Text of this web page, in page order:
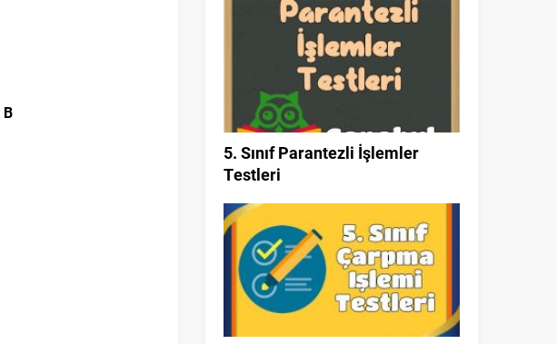
B
5. Sınıf Parantezli İşlemler
Testleri